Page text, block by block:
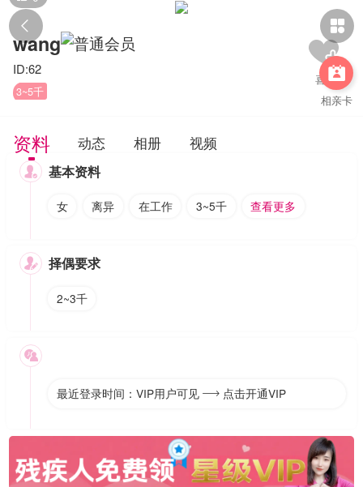
 

相亲卡
wang
ID:62
3~5千
资料 动态 相册 视频
 基本资料
女 离异 在工作 3~5千 查看更多
 择偶要求
2~3千

最近登录时间：VIP用户可见  点击开通VIP